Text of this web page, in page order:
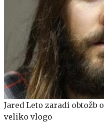
Jared Leto zaradi
veliko vlogo